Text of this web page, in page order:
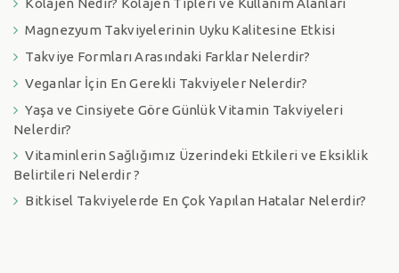
Kolajen Nedir? Kolajen Tipleri ve Kullanım Alanları
Magnezyum Takviyelerinin Uyku Kalitesine Etkisi
Takviye Formları Arasındaki Farklar Nelerdir?
Veganlar İçin En Gerekli Takviyeler Nelerdir?
Yaşa ve Cinsiyete Göre Günlük Vitamin Takviyeleri
Nelerdir?
Vitaminlerin Sağlığımız Üzerindeki Etkileri ve Eksiklik
Belirtileri Nelerdir ?
Bitkisel Takviyelerde En Çok Yapılan Hatalar Nelerdir?